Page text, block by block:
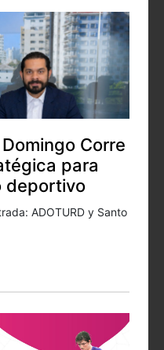
Corre
para
deportivo
ADOTURD y Santo